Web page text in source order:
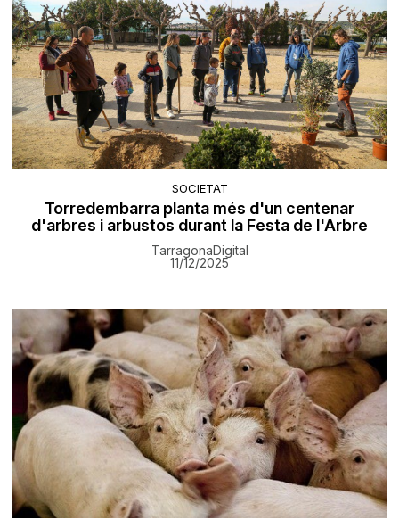
SOCIETAT
Torredembarra planta més d'un centenar
d'arbres i arbustos durant la Festa de l'Arbre
TarragonaDigital
11/12/2025